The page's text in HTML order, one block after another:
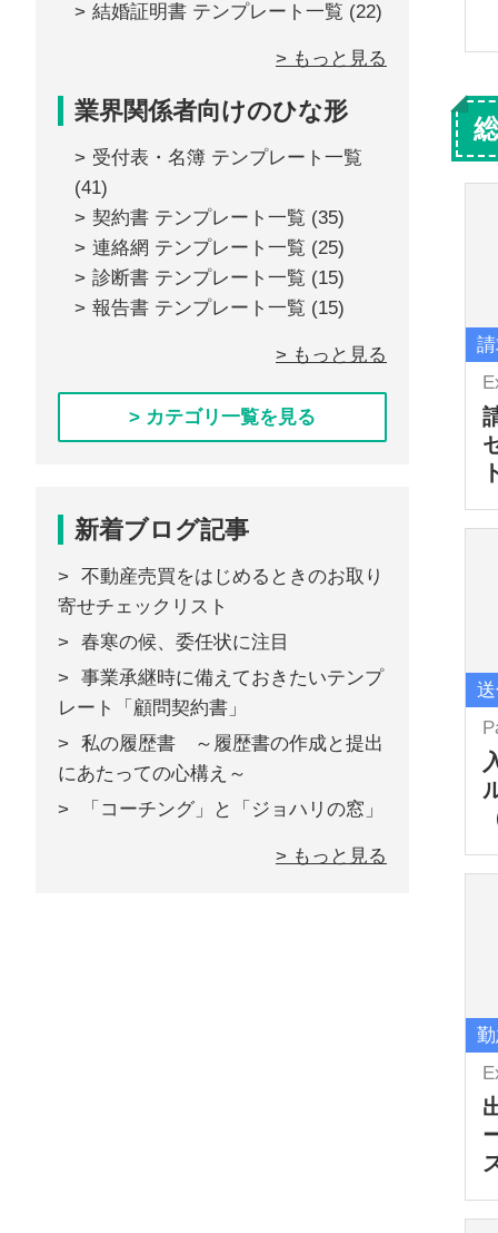
結婚証明書 テンプレート一覧 (22)
> もっと見る
業界関係者向けのひな形
受付表・名簿 テンプレート一覧
(41)
契約書 テンプレート一覧 (35)
連絡網 テンプレート一覧 (25)
診断書 テンプレート一覧 (15)
報告書 テンプレート一覧 (15)
> もっと見る
> カテゴリ一覧を見る
新着ブログ記事
不動産売買をはじめるときのお取り
寄せチェックリスト
春寒の候、委任状に注目
事業承継時に備えておきたいテンプ
レート「顧問契約書」
私の履歴書 ～履歴書の作成と提出
にあたっての心構え～
「コーチング」と「ジョハリの窓」
> もっと見る